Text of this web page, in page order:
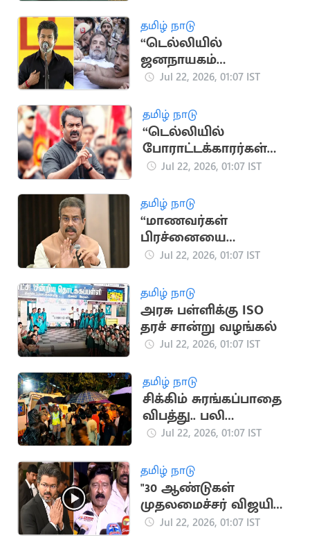
தமிழ் நாடு
“டெல்லியில்
ஜனநாயகம்
நசுக்கப்படுகிறது” -
Jul 22, 2026, 01:07 IST
தமிழ் நாடு
“டெல்லியில்
போராட்டக்காரர்கள்
மீதான தாக்குதல்
சீமான்
Jul 22, 2026, 01:07 IST
தமிழ் நாடு
“மாணவர்கள்
பிரச்னையை
விவாதிக்க தயார்”..
Jul 22, 2026, 01:07 IST
தமிழ் நாடு
அரசு பள்ளிக்கு ISO
தரச் சான்று வழங்கல்
Jul 22, 2026, 01:07 IST
தமிழ் நாடு
சிக்கிம் சுரங்கப்பாதை
விபத்து.. பலி
எண்ணிக்கை 20 ஆக
Jul 22, 2026, 01:07 IST
தமிழ் நாடு
"30 ஆண்டுகள்
முதலமைச்சர் விஜயின்
தவெக ஆட்சி தான்"..
Jul 22, 2026, 01:07 IST